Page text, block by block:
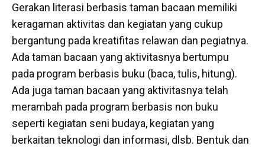
Gerakan literasi berbasis taman bacaan memiliki
keragaman aktivitas dan kegiatan yang cukup
bergantung pada kreatifitas relawan dan pegiatnya.
Ada taman bacaan yang aktivitasnya bertumpu
pada program berbasis buku (baca, tulis, hitung).
Ada juga taman bacaan yang aktivitasnya telah
merambah pada program berbasis non buku
seperti kegiatan seni budaya, kegiatan yang
berkaitan teknologi dan informasi, dlsb. Bentuk dan